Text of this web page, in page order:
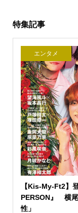
特集記事
エンタメ
【Kis-My-Ft2】
PERSON』 横
性」